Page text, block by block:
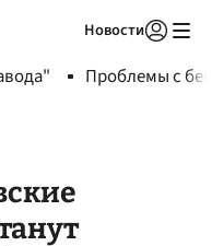
Новости
Проблемы с